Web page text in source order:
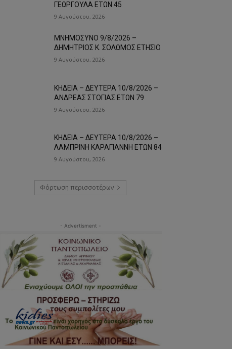
ΓΕΩΡΓΟΥΛΑ ΕΤΩΝ 45
9 Αυγούστου, 2026
ΜΝΗΜΟΣΥΝΟ 9/8/2026 –
ΔΗΜΗΤΡΙΟΣ Κ. ΣΟΛΩΜΟΣ ΕΤΗΣΙΟ
9 Αυγούστου, 2026
ΚΗΔΕΙΑ – ΔΕΥΤΕΡΑ 10/8/2026 –
ΑΝΔΡΕΑΣ ΣΤΟΓΙΑΣ ΕΤΩΝ 79
9 Αυγούστου, 2026
ΚΗΔΕΙΑ – ΔΕΥΤΕΡΑ 10/8/2026 –
ΛΑΜΠΡΙΝΗ ΚΑΡΑΓΙΑΝΝΗ ΕΤΩΝ 84
9 Αυγούστου, 2026
Φόρτωση περισσοτέρων
- Advertisment -